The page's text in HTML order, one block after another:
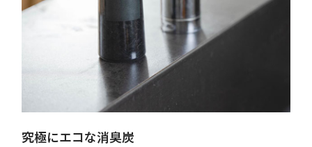
究極にエコな消臭炭